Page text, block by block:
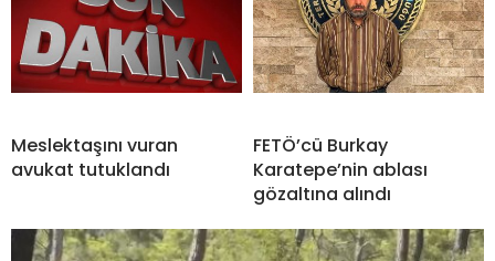
Meslektaşını vuran
avukat tutuklandı
FETÖ’cü Burkay
Karatepe’nin ablası
gözaltına alındı